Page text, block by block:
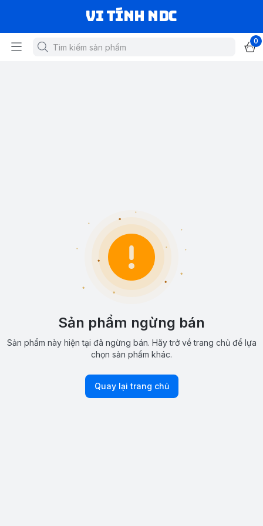
VI TÍNH NDC
0
Sản phẩm ngừng bán
Sản phẩm này hiện tại đã ngừng bán. Hãy trở về trang chủ để lựa
chọn sản phẩm khác.
Quay lại trang chủ